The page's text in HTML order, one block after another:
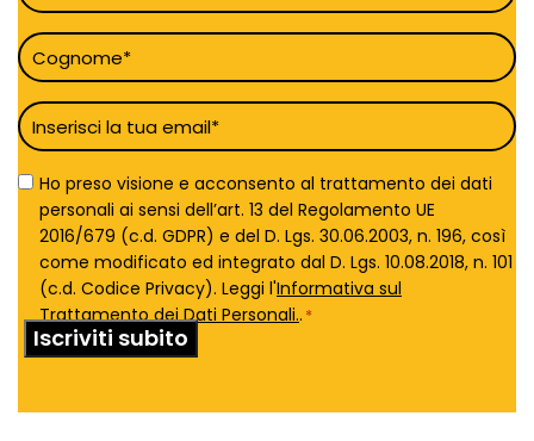
*
Cognome
*
Email
*
Privacy
Policy
Ho preso visione e acconsento al trattamento dei dati
personali ai sensi dell’art. 13 del Regolamento UE
2016/679 (c.d. GDPR) e del D. Lgs. 30.06.2003, n. 196, così
come modificato ed integrato dal D. Lgs. 10.08.2018, n. 101
(c.d. Codice Privacy). Leggi l'Informativa sul
Trattamento dei Dati Personali.. *